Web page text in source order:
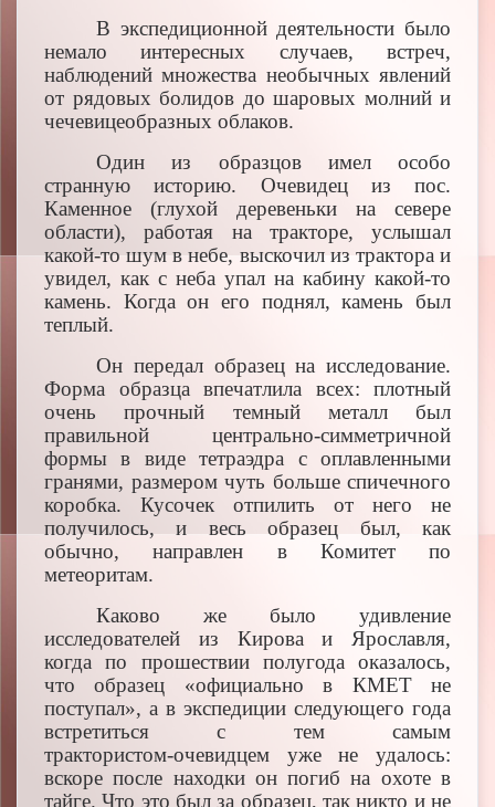
В экспедиционной деятельности было
немало интересных случаев, встреч,
наблюдений множества необычных явлений
от рядовых болидов до шаровых молний и
чечевицеобразных облаков.
Один из образцов имел особо
странную историю. Очевидец из пос.
Каменное (глухой деревеньки на севере
области), работая на тракторе, услышал
какой‑то шум в небе, выскочил из трактора и
увидел, как с неба упал на кабину какой‑то
камень. Когда он его поднял, камень был
теплый.
Он передал образец на исследование.
Форма образца впечатлила всех: плотный
очень прочный темный металл был
правильной центрально‑симметричной
формы в виде тетраэдра с оплавленными
гранями, размером чуть больше спичечного
коробка. Кусочек отпилить от него не
получилось, и весь образец был, как
обычно, направлен в Комитет по
метеоритам.
Каково же было удивление
исследователей из Кирова и Ярославля,
когда по прошествии полугода оказалось,
что образец «официально в КМЕТ не
поступал», а в экспедиции следующего года
встретиться с тем самым
трактористом‑очевидцем уже не удалось:
вскоре после находки он погиб на охоте в
тайге. Что это был за образец, так никто и не